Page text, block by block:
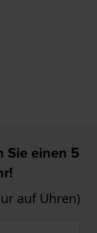
Sie einen 5
auf Uhren)